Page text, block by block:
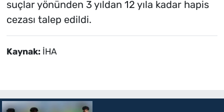
suçlar yönünden 3 yıldan 12 yıla kadar hapis
cezası talep edildi.
Kaynak: İHA